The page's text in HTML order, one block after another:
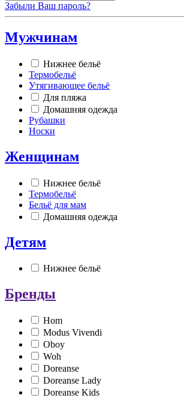
Забыли Ваш пароль?
Мужчинам
Нижнее бельё
Термобельё
Утягивающее бельё
Для пляжа
Домашняя одежда
Рубашки
Носки
Женщинам
Нижнее бельё
Термобельё
Бельё для мам
Домашняя одежда
Детям
Нижнее бельё
Бренды
Hom
Modus Vivendi
Oboy
Woh
Doreanse
Doreanse Lady
Doreanse Kids